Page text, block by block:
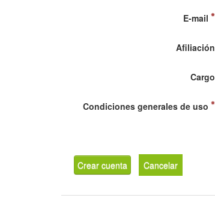
E-mail
Afiliación
Cargo
Condiciones generales de uso
Crear cuenta Cancelar